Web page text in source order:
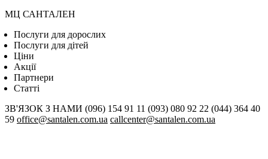
МЦ САНТАЛЕН
Послуги для дорослих
Послуги для дітей
Цiни
Акції
Партнери
Статті
ЗВ'ЯЗОК З НАМИ (096) 154 91 11 (093) 080 92 22 (044) 364 40
59 office@santalen.com.ua callcenter@santalen.com.ua